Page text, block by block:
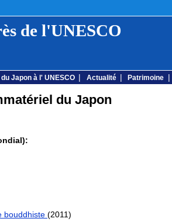
de l'UNESCO
Japon à l' UNESCO | Actualité | Patrimoine |
du Japon
bouddhiste (2011)